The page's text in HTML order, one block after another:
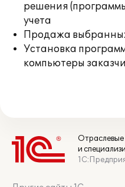
решения
учета
Продажа
Установка
компьютеры
Отраслевые
и